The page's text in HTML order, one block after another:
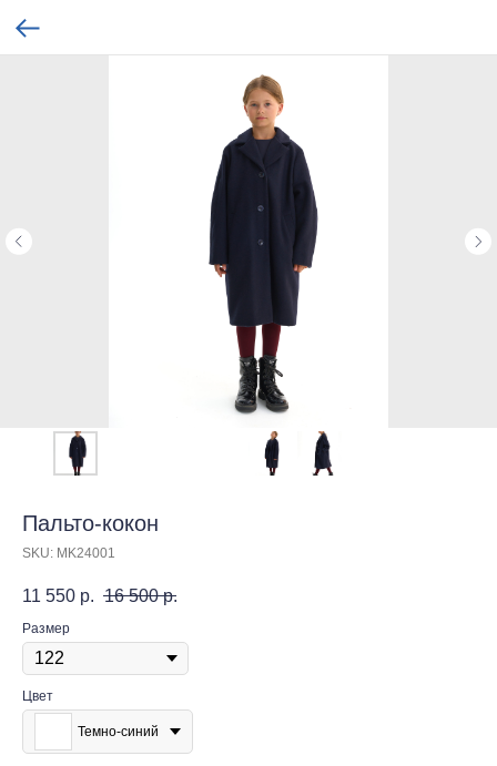
Пальто-кокон
SKU: MK24001
11 550 р. 16 500 р.
Размер
Цвет
Темно-синий